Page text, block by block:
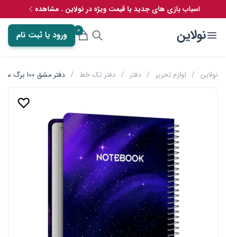
اسباب بازی های جدید با قیمت ویژه در نولاین . مشاهده
نولاین 0 ورود یا ثبت نام
نولاین / لوازم تحریر / دفتر / دفتر تک خط / دفتر مشق 100 برگ سیمی طرح کهکشانی مستر راد کد 2066